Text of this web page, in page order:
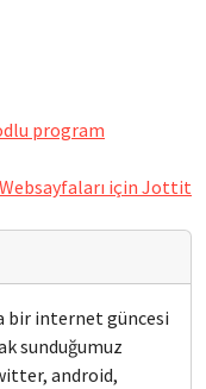
program
Websayfaları için Jottit
bir internet güncesi
sunduğumuz
android,